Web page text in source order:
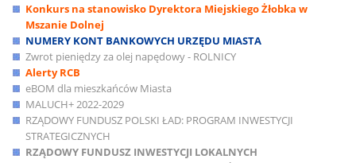
Konkurs na stanowisko Dyrektora Miejskiego Żłobka w
Mszanie Dolnej
NUMERY KONT BANKOWYCH URZĘDU MIASTA
Zwrot pieniędzy za olej napędowy - ROLNICY
Alerty RCB
eBOM dla mieszkańców Miasta
MALUCH+ 2022-2029
RZĄDOWY FUNDUSZ POLSKI ŁAD: PROGRAM INWESTYCJI
STRATEGICZNYCH
RZĄDOWY FUNDUSZ INWESTYCJI LOKALNYCH